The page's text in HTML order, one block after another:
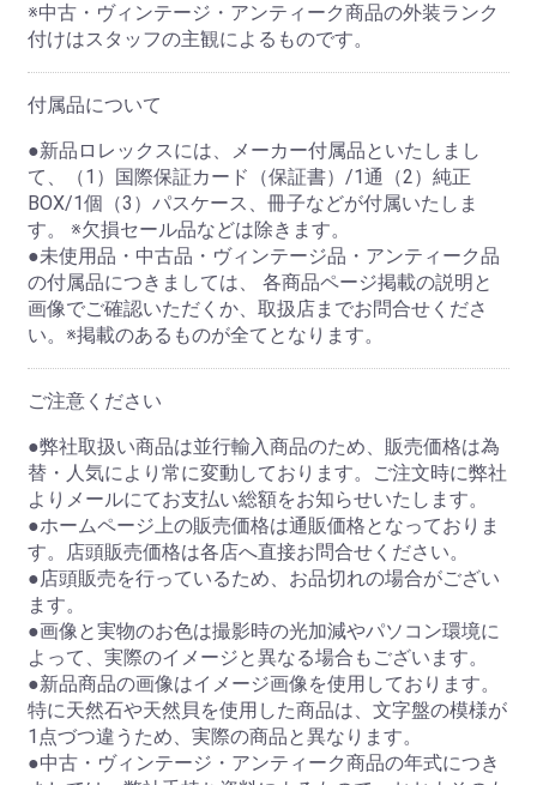
※中古・ヴィンテージ・アンティーク商品の外装ランク
付けはスタッフの主観によるものです。
付属品について
●新品ロレックスには、メーカー付属品といたしまし
て、（1）国際保証カード（保証書）/1通（2）純正
BOX/1個（3）パスケース、冊子などが付属いたしま
す。 ※欠損セール品などは除きます。
●未使用品・中古品・ヴィンテージ品・アンティーク品
の付属品につきましては、 各商品ページ掲載の説明と
画像でご確認いただくか、取扱店までお問合せくださ
い。※掲載のあるものが全てとなります。
ご注意ください
●弊社取扱い商品は並行輸入商品のため、販売価格は為
替・人気により常に変動しております。ご注文時に弊社
よりメールにてお支払い総額をお知らせいたします。
●ホームページ上の販売価格は通販価格となっておりま
す。店頭販売価格は各店へ直接お問合せください。
●店頭販売を行っているため、お品切れの場合がござい
ます。
●画像と実物のお色は撮影時の光加減やパソコン環境に
よって、実際のイメージと異なる場合もございます。
●新品商品の画像はイメージ画像を使用しております。
特に天然石や天然貝を使用した商品は、文字盤の模様が
1点づつ違うため、実際の商品と異なります。
●中古・ヴィンテージ・アンティーク商品の年式につき